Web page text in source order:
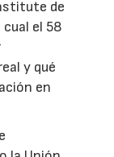
de
cual el 58
y qué
en